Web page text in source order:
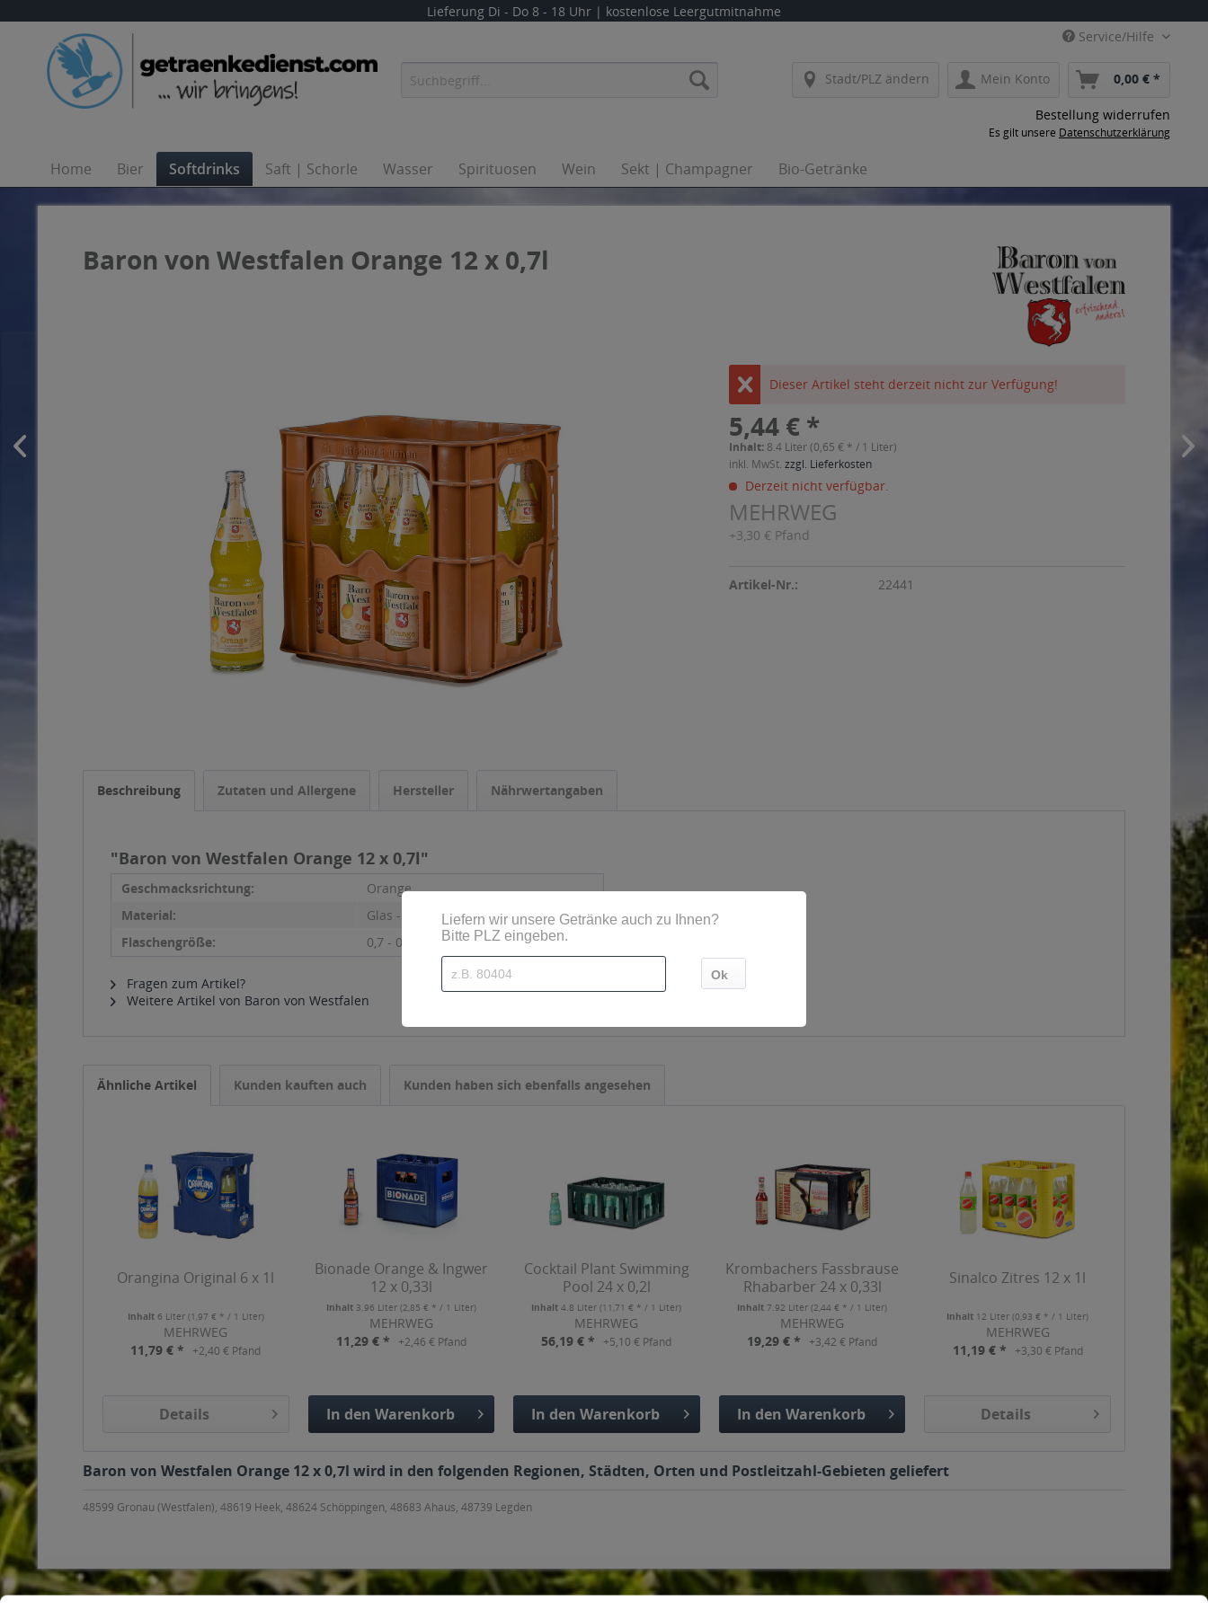
Lieferung Di - Do 8 - 18 Uhr | kostenlose Leergutmitnahme
Service/Hilfe
Stadt/PLZ ändern Mein Konto 0,00 € *
Bestellung widerrufen
Es gilt unsere Datenschutzerklärung
Home Bier Softdrinks Saft | Schorle Wasser Spirituosen Wein Sekt | Champagner Bio-Getränke
Baron von Westfalen Orange 12 x 0,7l
Dieser Artikel steht derzeit nicht zur Verfügung!
5,44 € *
Inhalt: 8.4 Liter (0,65 € * / 1 Liter)
inkl. MwSt.zzgl. Lieferkosten
Derzeit nicht verfügbar.
MEHRWEG
+3,30 € Pfand
Artikel-Nr.: 22441
Beschreibung Zutaten und Allergene Hersteller Nährwertangaben
"Baron von Westfalen Orange 12 x 0,7l"
Geschmacksrichtung:
Orange
Material:
Glas - Mehrweg
Flaschengröße:
0,7 - 0,75 l
Fragen zum Artikel?
Weitere Artikel von Baron von Westfalen
Ähnliche Artikel Kunden kauften auch Kunden haben sich ebenfalls angesehen
Orangina Original 6 x 1l
Inhalt 6 Liter (1,97 € * / 1 Liter)
MEHRWEG
11,79 € *
+2,40 € Pfand
Details
Bionade Orange & Ingwer
12 x 0,33l
Inhalt 3.96 Liter (2,85 € * / 1 Liter)
MEHRWEG
11,29 € *
+2,46 € Pfand
In den Warenkorb
Cocktail Plant Swimming
Pool 24 x 0,2l
Inhalt4.8 Liter(11,71 € * / 1 Liter)
MEHRWEG
56,19 € *
+5,10 € Pfand
In den Warenkorb
Krombachers Fassbrause
Rhabarber 24 x 0,33l
Inhalt7.92 Liter(2,44 € * / 1 Liter)
MEHRWEG
19,29 € *
+3,42 € Pfand
In den Warenkorb
Sinalco Zitres 12 x 1l
Inhalt 12 Liter(0,93 € * / 1 Liter)
MEHRWEG
11,19 € *
+3,30 € Pfand
Details
Baron von Westfalen Orange 12 x 0,7l wird in den folgenden Regionen, Städten, Orten und Postleitzahl-Gebieten geliefert
48599 Gronau (Westfalen), 48619 Heek, 48624 Schöppingen, 48683 Ahaus, 48739 Legden